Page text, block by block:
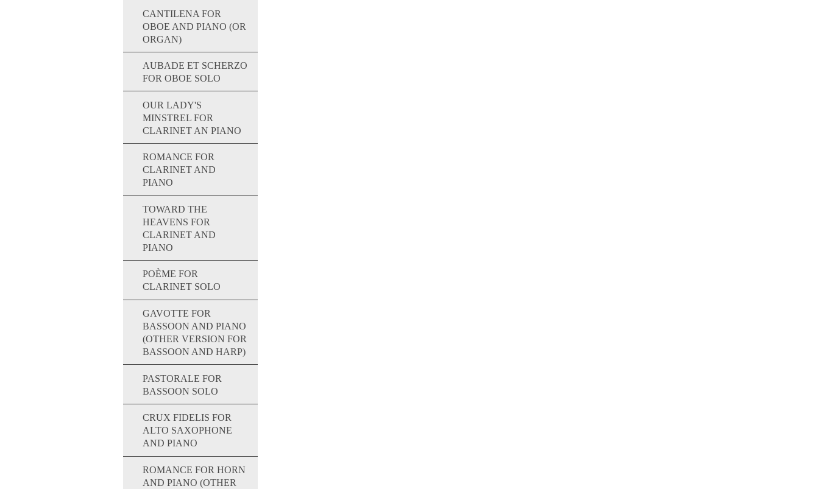
CANTILENA FOR
OBOE AND PIANO (OR
ORGAN)
AUBADE ET SCHERZO
FOR OBOE SOLO
OUR LADY'S
MINSTREL FOR
CLARINET AN PIANO
ROMANCE FOR
CLARINET AND
PIANO
TOWARD THE
HEAVENS FOR
CLARINET AND
PIANO
POÈME FOR
CLARINET SOLO
GAVOTTE FOR
BASSOON AND PIANO
(OTHER VERSION FOR
BASSOON AND HARP)
PASTORALE FOR
BASSOON SOLO
CRUX FIDELIS FOR
ALTO SAXOPHONE
AND PIANO
ROMANCE FOR HORN
AND PIANO (OTHER